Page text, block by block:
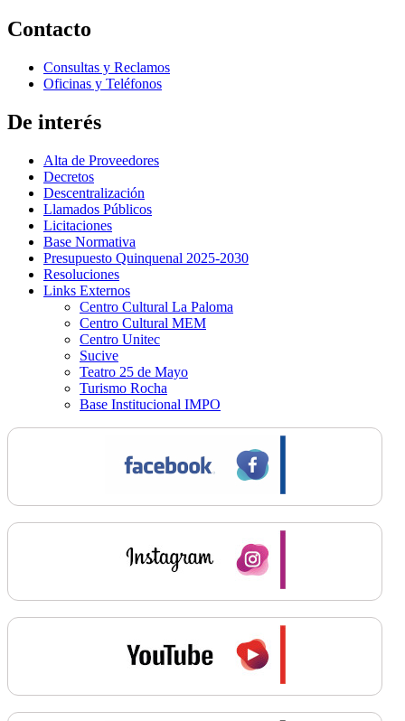
Contacto
Consultas y Reclamos
Oficinas y Teléfonos
De interés
Alta de Proveedores
Decretos
Descentralización
Llamados Públicos
Licitaciones
Base Normativa
Presupuesto Quinquenal 2025-2030
Resoluciones
Links Externos
Centro Cultural La Paloma
Centro Cultural MEM
Centro Unitec
Sucive
Teatro 25 de Mayo
Turismo Rocha
Base Institucional IMPO